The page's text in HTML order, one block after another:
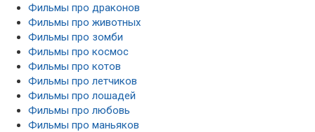
Фильмы про драконов
Фильмы про животных
Фильмы про зомби
Фильмы про космос
Фильмы про котов
Фильмы про летчиков
Фильмы про лошадей
Фильмы про любовь
Фильмы про маньяков